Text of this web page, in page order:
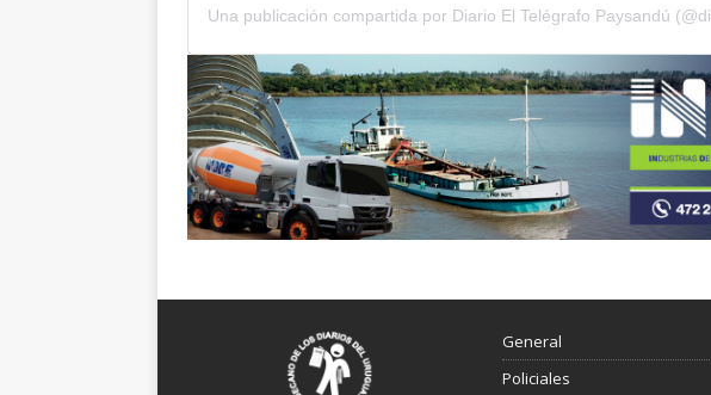
General
Policiales